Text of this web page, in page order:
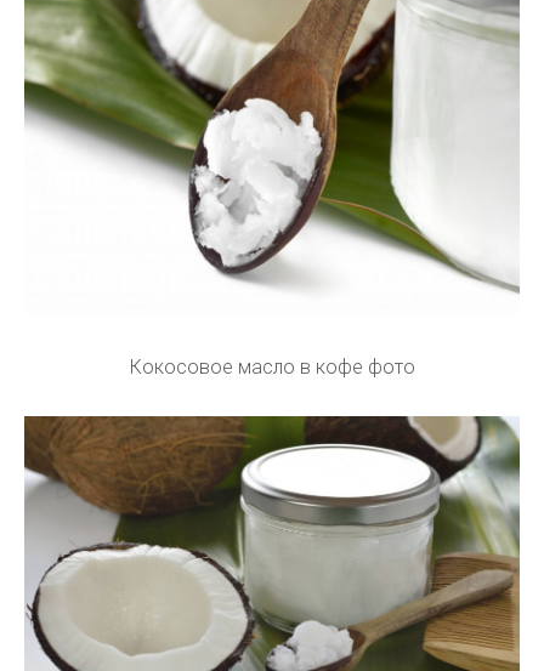
Кокосовое масло в кофе фото